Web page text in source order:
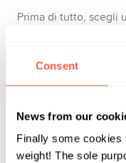
Consent
News from our
Finally some cookies
weight! The sole
Prima di tutto, scegli
hacommissioni
investire senza
gestione (TER) degli
ETFs, potrai
CHF) e la frequenza